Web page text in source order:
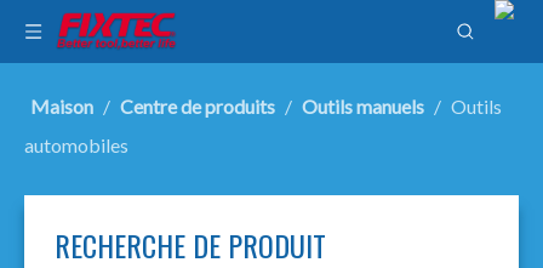
Maison / Centre de produits / Outils manuels / Outils
automobiles
RECHERCHE DE PRODUIT